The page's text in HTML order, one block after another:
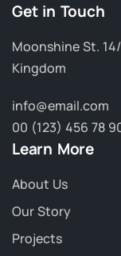
Get in Touch
Moonshine St.
Kingdom
info@email.com
00 (123) 456 78
Learn More
About Us
Our Story
Projects